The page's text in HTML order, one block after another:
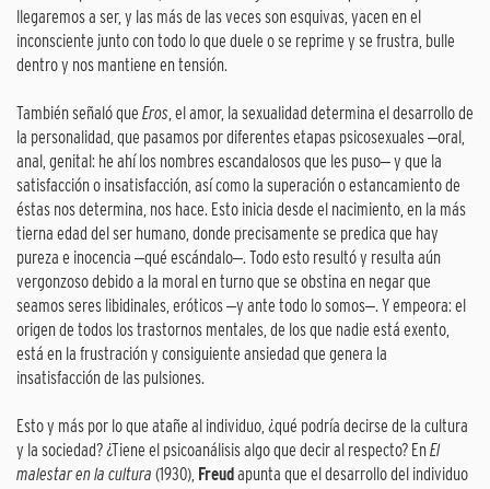
llegaremos a ser, y las más de las veces son esquivas, yacen en el
inconsciente junto con todo lo que duele o se reprime y se frustra, bulle
dentro y nos mantiene en tensión.
También señaló que Eros, el amor, la sexualidad determina el desarrollo de
la personalidad, que pasamos por diferentes etapas psicosexuales ‒oral,
anal, genital: he ahí los nombres escandalosos que les puso‒ y que la
satisfacción o insatisfacción, así como la superación o estancamiento de
éstas nos determina, nos hace. Esto inicia desde el nacimiento, en la más
tierna edad del ser humano, donde precisamente se predica que hay
pureza e inocencia ‒qué escándalo‒. Todo esto resultó y resulta aún
vergonzoso debido a la moral en turno que se obstina en negar que
seamos seres libidinales, eróticos ‒y ante todo lo somos‒. Y empeora: el
origen de todos los trastornos mentales, de los que nadie está exento,
está en la frustración y consiguiente ansiedad que genera la
insatisfacción de las pulsiones.
Esto y más por lo que atañe al individuo, ¿qué podría decirse de la cultura
y la sociedad? ¿Tiene el psicoanálisis algo que decir al respecto? EnEl
malestar en la cultura (1930), Freud apunta que el desarrollo del individuo